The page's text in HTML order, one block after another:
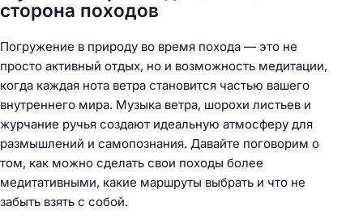
сторона походов
Погружение в природу во время похода — это не
просто активный отдых, но и возможность медитации,
когда каждая нота ветра становится частью вашего
внутреннего мира. Музыка ветра, шорохи листьев и
журчание ручья создают идеальную атмосферу для
размышлений и самопознания. Давайте поговорим о
том, как можно сделать свои походы более
медитативными, какие маршруты выбрать и что не
забыть взять с собой.